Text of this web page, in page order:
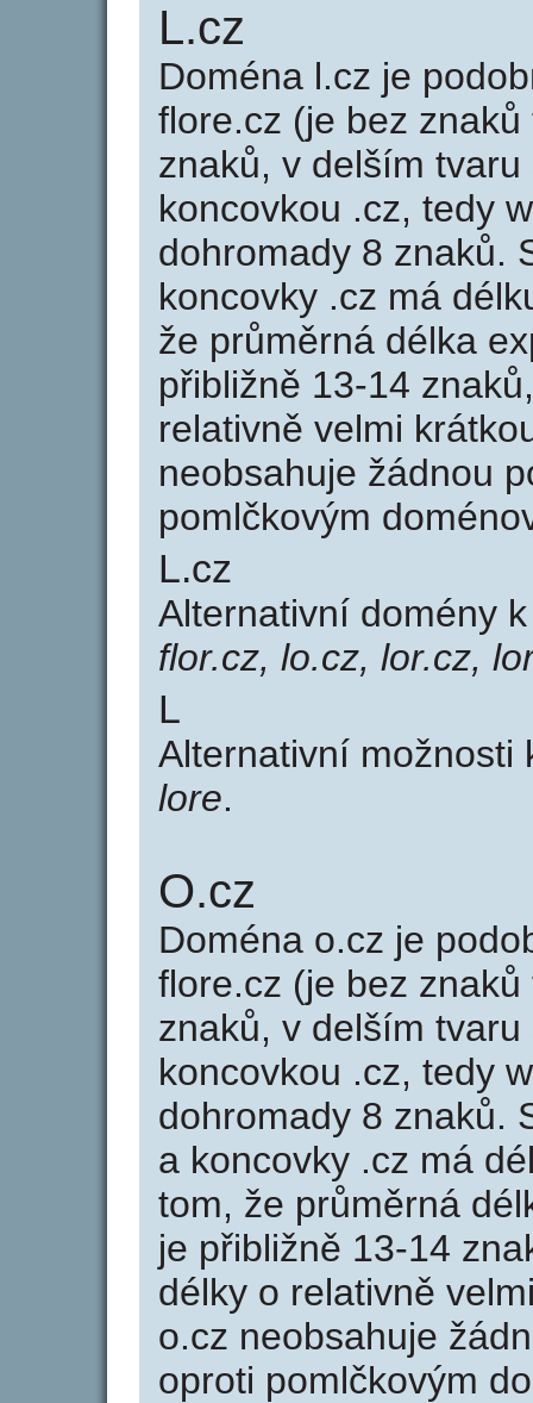
L.cz
Doména l.cz je
flore.cz (je bez
znaků, v delším
koncovkou .cz, tedy
dohromady 8 znaků.
koncovky .cz má
že průměrná délka
přibližně 13-14
relativně velmi
neobsahuje žádnou
pomlčkovým
L.cz
Alternativní domény
flor.cz, lo.cz, lor.cz,
L
Alternativní možnosti
lore.
O.cz
Doména o.cz je
flore.cz (je bez
znaků, v delším
koncovkou .cz, tedy
dohromady 8 znaků.
a koncovky .cz má
tom, že průměrná
je přibližně 13-14
délky o relativně
o.cz neobsahuje
oproti pomlčkovým